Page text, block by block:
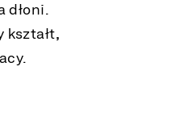
dłoni.
kształt,